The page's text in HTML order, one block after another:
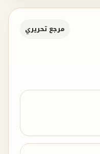
مرجع تحريري